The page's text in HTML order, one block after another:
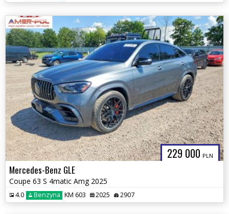
229 000 PLN
Mercedes-Benz GLE
Coupe 63 S 4matic Amg 2025
4.0 Benzyna KM 603 2025 2907